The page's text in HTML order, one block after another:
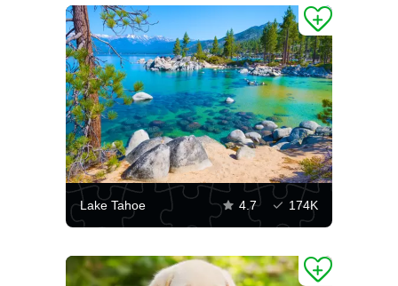
Lake Tahoe 4.7 174K